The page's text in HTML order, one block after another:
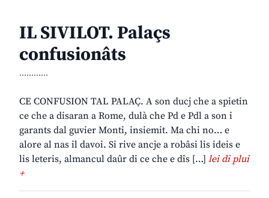
IL SIVILOT. Palaçs
confusionâts
............
CE CONFUSION TAL PALAÇ. A son ducj che a spietin
ce che a disaran a Rome, dulà che Pd e Pdl a son i
garants dal guvier Monti, insiemit. Ma chi no… e
alore al nas il davoi. Si rive ancje a robâsi lis ideis e
lis leteris, almancul daûr di ce che e dîs […] lei di plui
+